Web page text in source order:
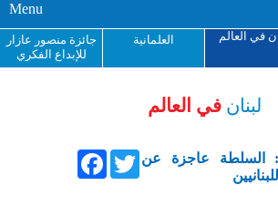
Menu
في العالم العلمانية
جائزة منصور عازار
للإبداع الفكري
لبنان في العالم
FacebookTwitter محو الخط 29: السلطة عاجزة عن